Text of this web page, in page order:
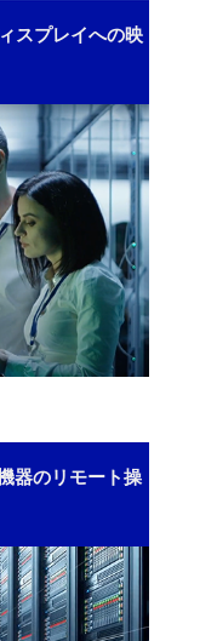
スプレイへの映
器のリモート操